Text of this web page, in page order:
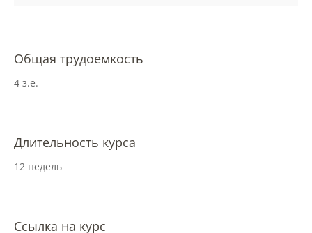
Целевой прием
Среднее профессиональное
Высшее на базе СПО, второе высшее
Общая трудоемкость
4 з.е.
Длительность курса
12 недель
Ссылка на курс